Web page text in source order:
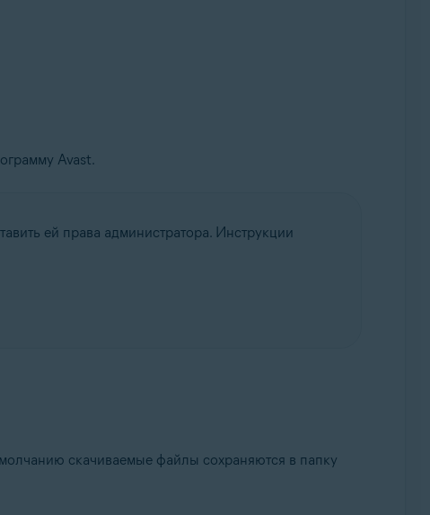
Avast.
ей права администратора. Инструкции
скачиваемые файлы сохраняются в папку